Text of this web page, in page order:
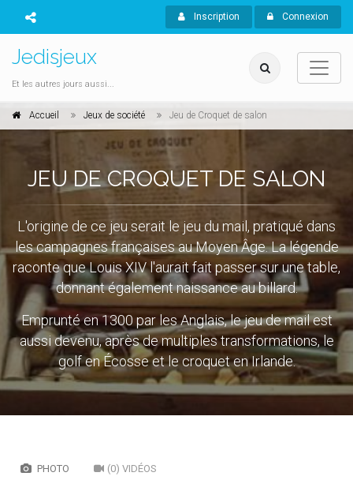
Inscription Connexion
Jedisjeux
Et les autres jours aussi...
Accueil Jeux de société Jeu de Croquet de salon
JEU DE CROQUET DE SALON
L'origine de ce jeu serait le jeu du mail, pratiqué dans
les campagnes françaises au Moyen Âge. La légende
raconte que Louis XIV l'aurait fait passer sur une table,
donnant également naissance au billard.
Emprunté en 1300 par les Anglais, le jeu de mail est
aussi devenu, après de multiples transformations, le
golf en Écosse et le croquet en Irlande.
PHOTO (0) VIDÉOS